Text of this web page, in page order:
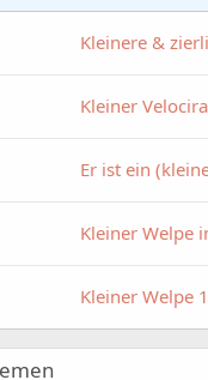
Kleinere &
Kleiner
Er ist ein
Kleiner Welpe
Kleiner Welpe